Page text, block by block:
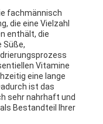
fachmännisch
die eine Vielzahl
enthält, die
Süße,
Vitamine
eine lange
ist das
sehr nahrhaft und
Bestandteil Ihrer